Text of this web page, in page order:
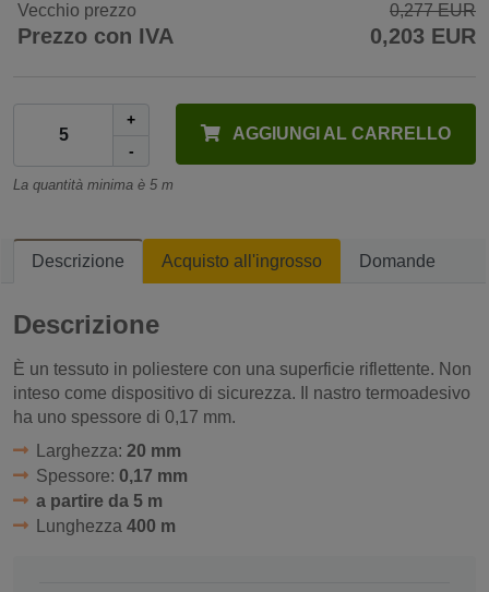
Vecchio prezzo 0,277 EUR
Prezzo con IVA 0,203 EUR
+
-
AGGIUNGI AL CARRELLO
La quantità minima è 5 m
Descrizione Acquisto all'ingrosso Domande
Descrizione
È un tessuto in poliestere con una superficie riflettente. Non
inteso come dispositivo di sicurezza. Il nastro termoadesivo
ha uno spessore di 0,17 mm.
Larghezza: 20 mm
Spessore: 0,17 mm
a partire da 5 m
Lunghezza 400 m